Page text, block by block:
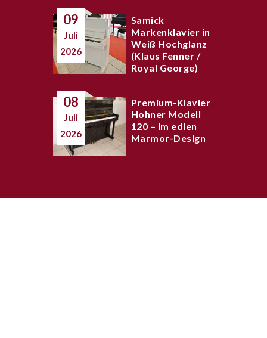
09
Juli
2026
Samick
Markenklavier in
Weiß Hochglanz
(Klaus Fenner /
Royal George)
08
Juli
2026
Premium-Klavier
Hohner Modell
120 – Im edlen
Marmor-Design